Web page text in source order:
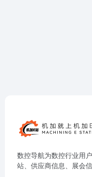
数控导航为数控行业用
站、供应商信息、展会